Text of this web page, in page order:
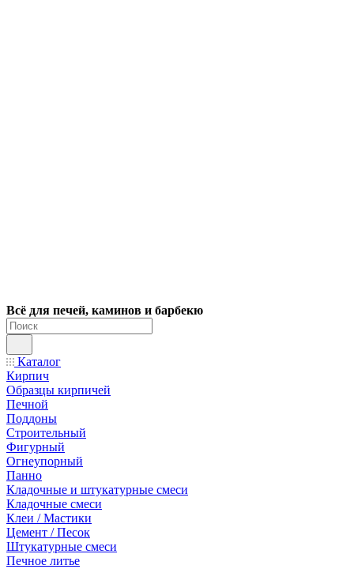
Всё для печей, каминов и барбекю
Каталог
Кирпич
Образцы кирпичей
Печной
Поддоны
Строительный
Фигурный
Огнеупорный
Панно
Кладочные и штукатурные смеси
Кладочные смеси
Клеи / Мастики
Цемент / Песок
Штукатурные смеси
Печное литье